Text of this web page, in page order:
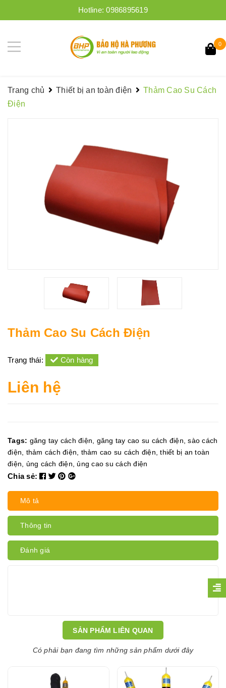
Hotline:0986895619
0
Trang chủ Thiết bị an toàn điện
Thảm Cao Su Cách
Điện
Thảm Cao Su Cách Điện
Trạng thái: Còn hàng
Liên hệ
Tags: găng tay cách điện găng tay cao su cách điện ,sào cách
điện
thảm cách điện thảm cao su cách điện ,thiết bị an toàn
điện
ủng cách điện ,ủng cao su cách điện
Chia sẻ:
Mô tả
Thông tin
Đánh giá
SẢN PHẨM LIÊN QUAN
Có phải bạn đang tìm những sản phẩm dưới đây